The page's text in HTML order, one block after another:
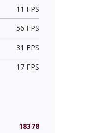
11 FPS
56 FPS
31 FPS
17 FPS
18378